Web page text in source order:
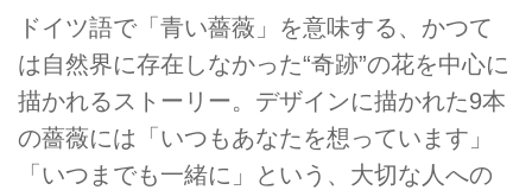
ドイツ語で「青い薔薇」を意味する、かつて
は自然界に存在しなかった“奇跡”の花を中心に
描かれるストーリー。デザインに描かれた9本
の薔薇には「いつもあなたを想っています」
「いつまでも一緒に」という、大切な人への